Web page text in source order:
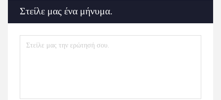
Στείλε μας ένα μήνυμα.